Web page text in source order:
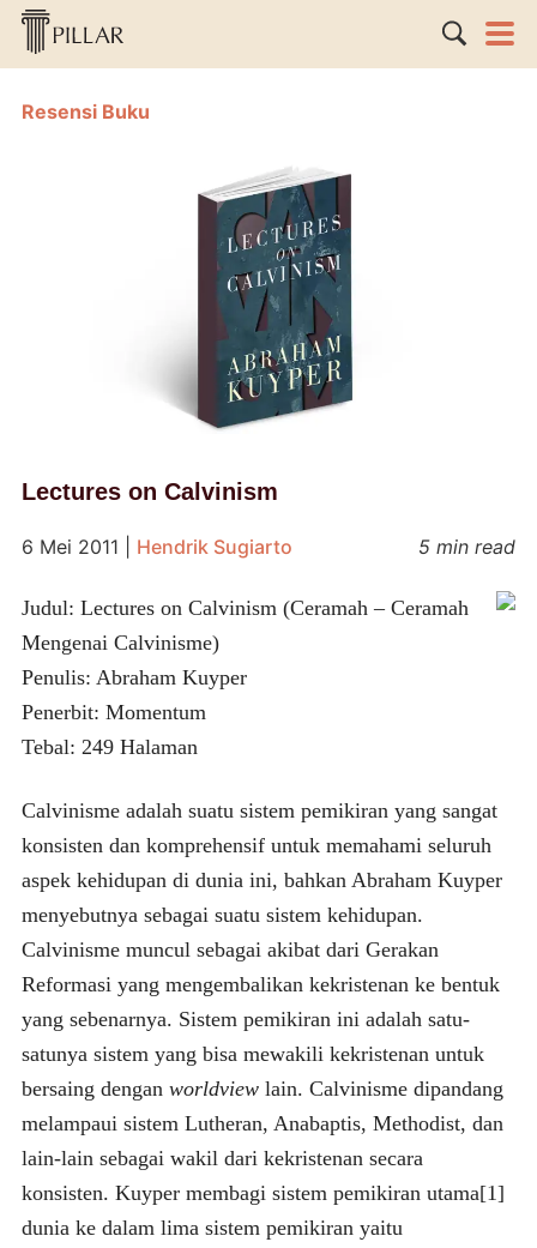
Resensi Buku
Lectures on Calvinism
6 Mei 2011 Hendrik Sugiarto 5 min read
Judul: Lectures on Calvinism (Ceramah – Ceramah
Mengenai Calvinisme)
Penulis: Abraham Kuyper
Penerbit: Momentum
Tebal: 249 Halaman
Calvinisme adalah suatu sistem pemikiran yang sangat
konsisten dan komprehensif untuk memahami seluruh
aspek kehidupan di dunia ini, bahkan Abraham Kuyper
menyebutnya sebagai suatu sistem kehidupan.
Calvinisme muncul sebagai akibat dari Gerakan
Reformasi yang mengembalikan kekristenan ke bentuk
yang sebenarnya. Sistem pemikiran ini adalah satu-
satunya sistem yang bisa mewakili kekristenan untuk
bersaing dengan worldviewlain. Calvinisme dipandang
melampaui sistem Lutheran, Anabaptis, Methodist, dan
lain-lain sebagai wakil dari kekristenan secara
konsisten. Kuyper membagi sistem pemikiran utama[1]
dunia ke dalam lima sistem pemikiran yaitu